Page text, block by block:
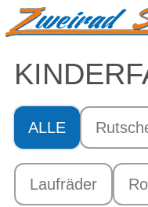
ALLE
Laufräder